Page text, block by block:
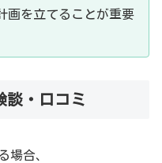
画を立てることが重要
・口コミ
場合、